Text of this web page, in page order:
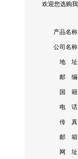
欢迎您选购我们
产品名
公司名
地 址
邮 编
国 籍
电 话
传 真
邮 箱
网 址